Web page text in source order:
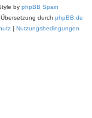
by phpBB Spain
durch phpBB.de
| Nutzungsbedingungen